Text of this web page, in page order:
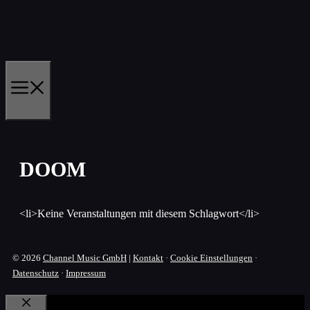
DOOM
<li>Keine Veranstaltungen mit diesem Schlagwort</li>
© 2026 Channel Music GmbH | Kontakt · Cookie Einstellungen ·
Datenschutz · Impressum